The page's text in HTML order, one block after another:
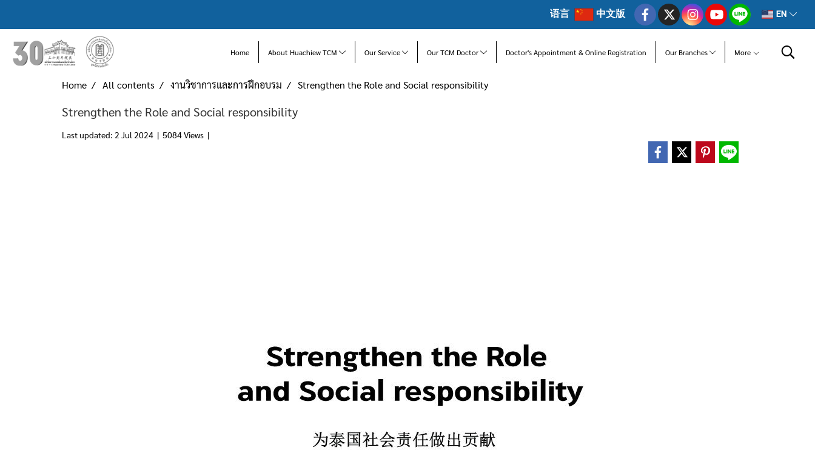
语言 中文版 EN
Home About Huachiew TCM Our Service Our TCM Doctor Doctor's Appointment & Online Registration Our Branches More
Home All contents งานวิชาการและการฝึกอบรม Strengthen the Role and Social responsibility
Strengthen the Role and Social responsibility
Last updated: 2 Jul 2024 | 5084 Views |